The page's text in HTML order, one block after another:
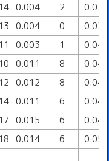
0.004 2
0.03
0.004 0
0.03
0.003 1
0.04
0.011 8
0.04
0.012 8
0.04
0.011 6
0.04
0.015 6
0.04
0.014 6
0.05